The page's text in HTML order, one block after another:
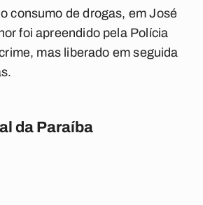
consumo de drogas, em José
foi apreendido pela Polícia
mas liberado em seguida
da Paraíba